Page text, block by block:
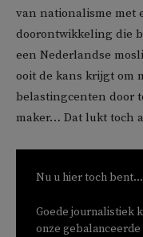
van nationalisme met
doorontwikkeling die
een Nederlandse
ooit de kans krijgt om
belastingcenten door
maker… Dat lukt toch
Nu u hier toch bent...
Goede journalistiek
onze